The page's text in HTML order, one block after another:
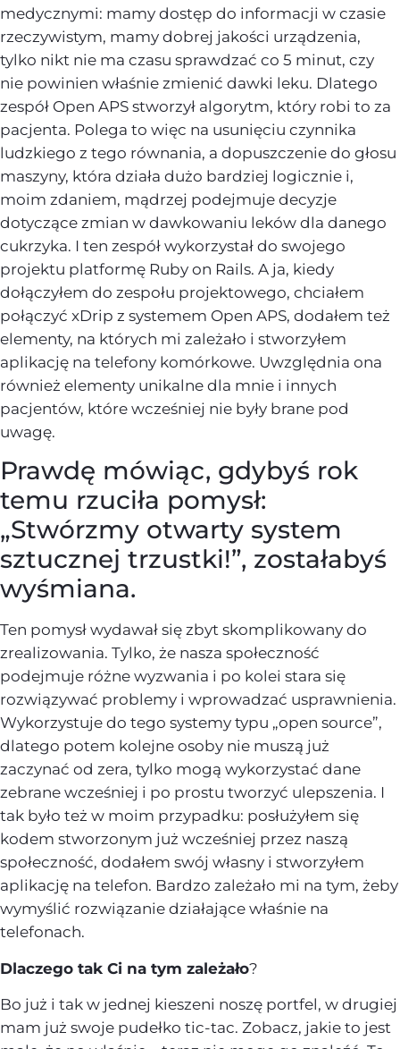
medycznymi: mamy dostęp do informacji w czasie
rzeczywistym, mamy dobrej jakości urządzenia,
tylko nikt nie ma czasu sprawdzać co 5 minut, czy
nie powinien właśnie zmienić dawki leku. Dlatego
zespół Open APS stworzył algorytm, który robi to za
pacjenta. Polega to więc na usunięciu czynnika
ludzkiego z tego równania, a dopuszczenie do głosu
maszyny, która działa dużo bardziej logicznie i,
moim zdaniem, mądrzej podejmuje decyzje
dotyczące zmian w dawkowaniu leków dla danego
cukrzyka. I ten zespół wykorzystał do swojego
projektu platformę Ruby on Rails. A ja, kiedy
dołączyłem do zespołu projektowego, chciałem
połączyć xDrip z systemem Open APS, dodałem też
elementy, na których mi zależało i stworzyłem
aplikację na telefony komórkowe. Uwzględnia ona
również elementy unikalne dla mnie i innych
pacjentów, które wcześniej nie były brane pod
uwagę.
Prawdę mówiąc, gdybyś rok
temu rzuciła pomysł:
„Stwórzmy otwarty system
sztucznej trzustki!”, zostałabyś
wyśmiana.
Ten pomysł wydawał się zbyt skomplikowany do
zrealizowania. Tylko, że nasza społeczność
podejmuje różne wyzwania i po kolei stara się
rozwiązywać problemy i wprowadzać usprawnienia.
Wykorzystuje do tego systemy typu „open source”,
dlatego potem kolejne osoby nie muszą już
zaczynać od zera, tylko mogą wykorzystać dane
zebrane wcześniej i po prostu tworzyć ulepszenia. I
tak było też w moim przypadku: posłużyłem się
kodem stworzonym już wcześniej przez naszą
społeczność, dodałem swój własny i stworzyłem
aplikację na telefon. Bardzo zależało mi na tym, żeby
wymyślić rozwiązanie działające właśnie na
telefonach.
Dlaczego tak Ci na tym zależało?
Bo już i tak w jednej kieszeni noszę portfel, w drugiej
mam już swoje pudełko tic-tac. Zobacz, jakie to jest